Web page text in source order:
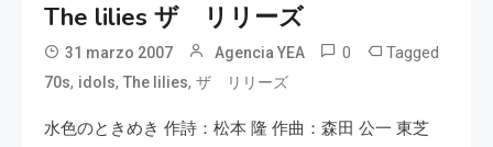
The lilies ザ リリーズ
31 marzo 2007 Agencia YEA 0 Tagged
70s, idols,The lilies,ザ リリーズ
水色のときめき 作詩：松本 隆 作曲：森田 公一 東芝